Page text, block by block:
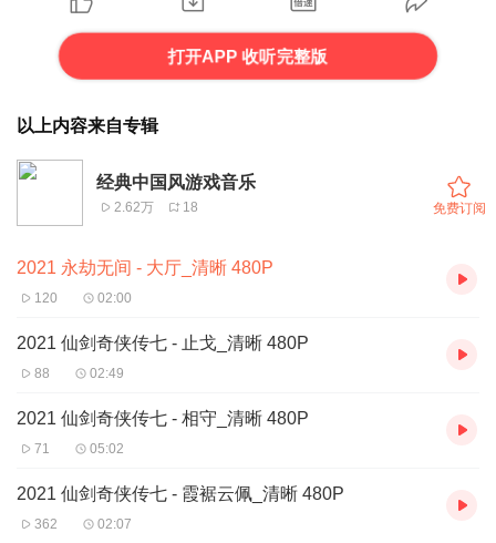
打开APP 收听完整版
以上内容来自专辑
经典中国风游戏音乐
2.62万 18 免费订阅
2021 永劫无间 - 大厅_清晰 480P
120 02:00
2021 仙剑奇侠传七 - 止戈_清晰 480P
88 02:49
2021 仙剑奇侠传七 - 相守_清晰 480P
71 05:02
2021 仙剑奇侠传七 - 霞裾云佩_清晰 480P
362 02:07